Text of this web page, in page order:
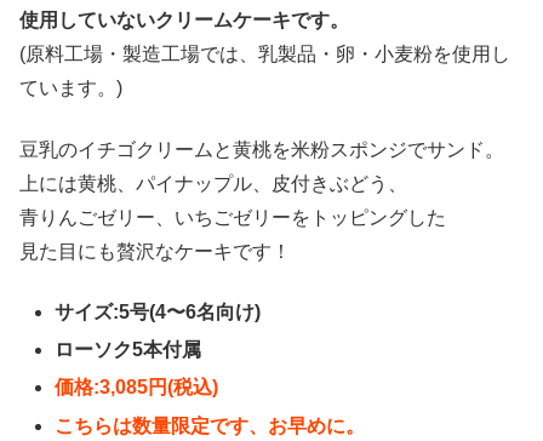
使用していないクリームケーキです。
(原料工場・製造工場では、乳製品・卵・小麦粉を使用し
ています。)
豆乳のイチゴクリームと黄桃を米粉スポンジでサンド。
上には黄桃、パイナップル、皮付きぶどう、
青りんごゼリー、いちごゼリーをトッピングした
見た目にも贅沢なケーキです！
サイズ:5号(4〜6名向け)
ローソク5本付属
価格:3,085円(税込)
こちらは数量限定です、お早めに。